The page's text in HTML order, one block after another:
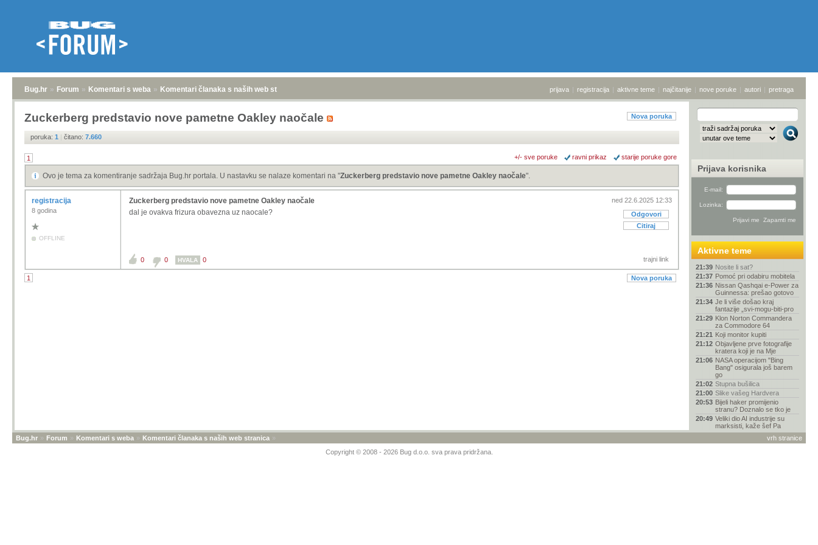
Bug.hr » Forum » Komentari s weba » Komentari članaka s naših web stranica prijava | registracija | aktivne teme | najčitanije | nove poruke | autori | pretraga
Nova poruka
Zuckerberg predstavio nove pametne Oakley naočale
poruka: 1 | čitano: 7.660
1 +/- sve poruke ravni prikaz starije poruke gore
Ovo je tema za komentiranje sadržaja Bug.hr portala. U nastavku se nalaze komentari na "Zuckerberg predstavio nove pametne Oakley naočale".
registracija
8 godina
OFFLINE
ned 22.6.2025 12:33
Odgovori
Citiraj
Zuckerberg predstavio nove pametne Oakley naočale
dal je ovakva frizura obavezna uz naocale?
trajni link
0 0 HVALA 0
1 Nova poruka
Prijava korisnika
E-mail:
Lozinka:
Aktivne teme
21:39 Nosite li sat?
21:37 Pomoć pri odabiru mobitela
21:36 Nissan Qashqai e-Power za
Guinnessa: prešao gotovo
21:34 Je li više došao kraj
fantazije „svi-mogu-biti-pro
21:29 Klon Norton Commandera
za Commodore 64
21:21 Koji monitor kupiti
21:12 Objavljene prve fotografije
kratera koji je na Mje
21:06 NASA operacijom "Bing
Bang" osigurala još barem
go
21:02 Stupna bušilica
21:00 Slike vašeg Hardvera
20:53 Bijeli haker promijenio
stranu? Doznalo se tko je
20:49 Veliki dio AI industrije su
marksisti, kaže šef Pa
20:24 Pentagon kupio 2000
ukrajinskih jurišnih dronova
vrh stranice
Bug.hr » Forum » Komentari s weba » Komentari članaka s naših web stranica »
Copyright © 2008 - 2026 Bug d.o.o. sva prava pridržana.